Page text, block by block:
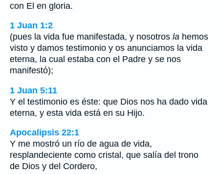
con El en gloria.
1 Juan 1:2
(pues la vida fue manifestada, y nosotros la hemos
visto y damos testimonio y os anunciamos la vida
eterna, la cual estaba con el Padre y se nos
manifestó);
1 Juan 5:11
Y el testimonio es éste: que Dios nos ha dado vida
eterna, y esta vida está en su Hijo.
Apocalipsis 22:1
Y me mostró un río de agua de vida,
resplandeciente como cristal, que salía del trono
de Dios y del Cordero,